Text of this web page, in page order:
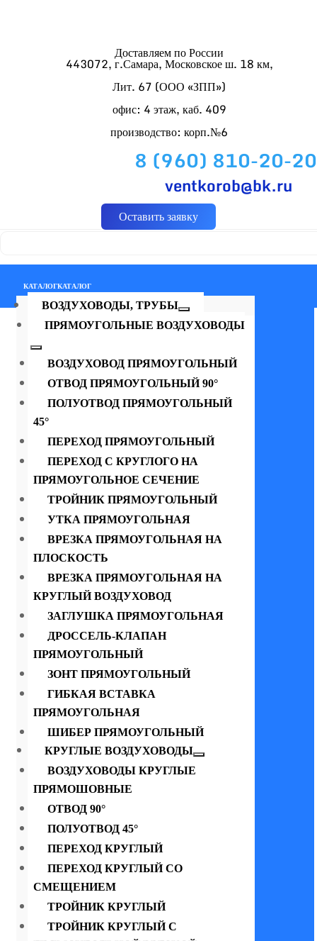
Доставляем по России
443072, г.Самара, Московское ш. 18 км,
Лит. 67 (ООО «ЗПП»)
офис: 4 этаж, каб. 409
производство: корп.№6
8 (960) 810-20-20
ventkorob@bk.ru
Оставить заявку
КАТАЛОГКАТАЛОГ
ВОЗДУХОВОДЫ, ТРУБЫ
ПРЯМОУГОЛЬНЫЕ ВОЗДУХОВОДЫ
ВОЗДУХОВОД ПРЯМОУГОЛЬНЫЙ
ОТВОД ПРЯМОУГОЛЬНЫЙ 90°
ПОЛУОТВОД ПРЯМОУГОЛЬНЫЙ
45°
ПЕРЕХОД ПРЯМОУГОЛЬНЫЙ
ПЕРЕХОД С КРУГЛОГО НА
ПРЯМОУГОЛЬНОЕ СЕЧЕНИЕ
ТРОЙНИК ПРЯМОУГОЛЬНЫЙ
УТКА ПРЯМОУГОЛЬНАЯ
ВРЕЗКА ПРЯМОУГОЛЬНАЯ НА
ПЛОСКОСТЬ
ВРЕЗКА ПРЯМОУГОЛЬНАЯ НА
КРУГЛЫЙ ВОЗДУХОВОД
ЗАГЛУШКА ПРЯМОУГОЛЬНАЯ
ДРОССЕЛЬ-КЛАПАН
ПРЯМОУГОЛЬНЫЙ
ЗОНТ ПРЯМОУГОЛЬНЫЙ
ГИБКАЯ ВСТАВКА
ПРЯМОУГОЛЬНАЯ
ШИБЕР ПРЯМОУГОЛЬНЫЙ
КРУГЛЫЕ ВОЗДУХОВОДЫ
ВОЗДУХОВОДЫ КРУГЛЫЕ
ПРЯМОШОВНЫЕ
ОТВОД 90°
ПОЛУОТВОД 45°
ПЕРЕХОД КРУГЛЫЙ
ПЕРЕХОД КРУГЛЫЙ СО
СМЕЩЕНИЕМ
ТРОЙНИК КРУГЛЫЙ
ТРОЙНИК КРУГЛЫЙ С